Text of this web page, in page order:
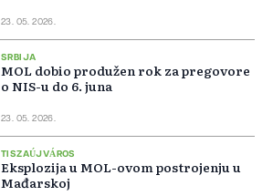
23. 05. 2026.
SRBIJA
MOL dobio produžen rok za pregovore
o NIS-u do 6. juna
23. 05. 2026.
TISZAÚJVÁROS
Eksplozija u MOL-ovom postrojenju u
Mađarskoj